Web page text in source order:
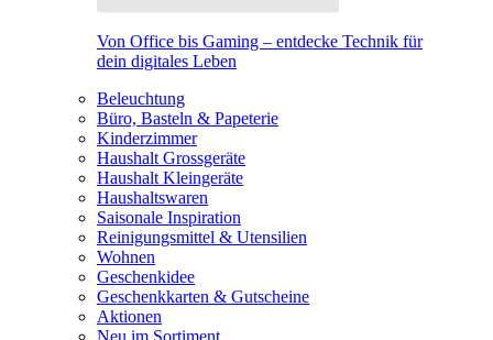
Von Office bis Gaming – entdecke Technik für
dein digitales Leben
Beleuchtung
Büro, Basteln & Papeterie
Kinderzimmer
Haushalt Grossgeräte
Haushalt Kleingeräte
Haushaltswaren
Saisonale Inspiration
Reinigungsmittel & Utensilien
Wohnen
Geschenkidee
Geschenkkarten & Gutscheine
Aktionen
Neu im Sortiment